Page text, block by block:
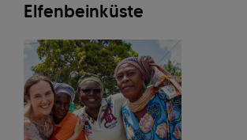
Elfenbeinküste